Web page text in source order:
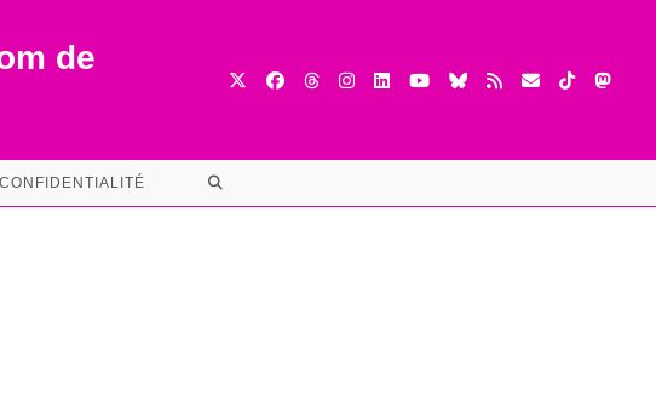
de
CONFIDENTIALITÉ TOGGLE